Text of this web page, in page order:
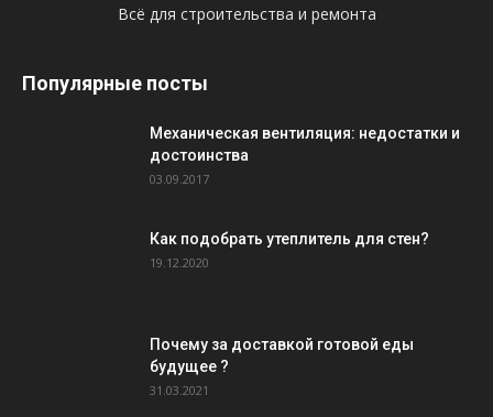
Всё для строительства и ремонта
Популярные посты
Механическая вентиляция: недостатки и
достоинства
03.09.2017
Как подобрать утеплитель для стен?
19.12.2020
Почему за доставкой готовой еды
будущее ?
31.03.2021